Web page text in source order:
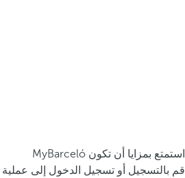
استمتع بمزايا أن تكون MyBarceló
قم بالتسجيل أو تسجيل الدخول إلى عملية